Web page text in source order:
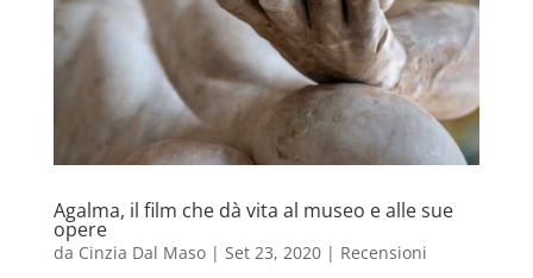
Agalma, il film che dà vita al museo e alle sue
opere
da Cinzia Dal Maso| Set 23, 2020| Recensioni